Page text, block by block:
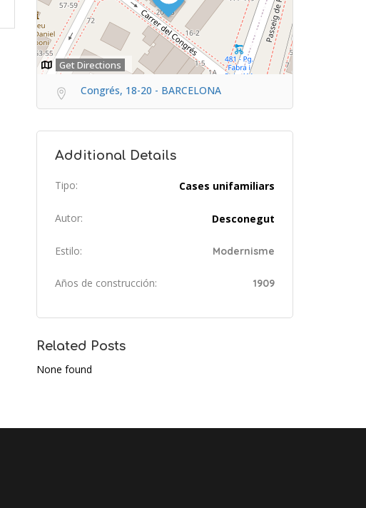
Get Directions
Congrés, 18-20 - BARCELONA
Additional Details
Tipo: Cases unifamiliars
Autor: Desconegut
Estilo: Modernisme
Años de construcción: 1909
Related Posts
None found